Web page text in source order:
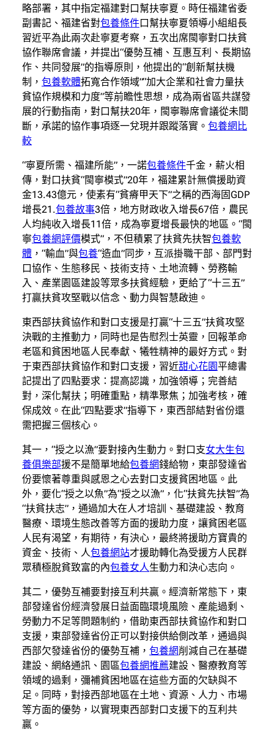
略部署，其中指定福建對口幫扶寧夏。時任福建省委
副書記、福建省對包養條件口幫扶寧夏領導小組組長
習近平為此兩次赴寧夏考察，五次出席閩寧對口扶貧
協作聯席會議，并提出“優勢互補、互惠互利、長期協
作、共同發展”的指導原則，他提出的“創新幫扶機
制， 包養軟體拓寬合作領域”“加大企業和社會力量扶
貧協作規模和力度”等前瞻性思想，成為兩省區共謀發
展的行動指南，對口幫扶20年，閩寧聯席會議從未間
斷，承諾的協作事項逐一兌現并跟蹤落實。 包養網比
較
“寧夏所需、福建所能”，一諾包養條件千金，薪火相
傳，對口扶貧“閩寧模式”20年，福建累計無償援助資
金13.43億元，使素有“貧瘠甲天下”之稱的西海固GDP
增長21.包養故事3倍，地方財政收入增長67倍，農民
人均純收入增長11倍，成為寧夏增長最快的地區。“閩
寧包養網評價模式”，不但積累了扶貧先扶智包養軟
體 ，“輸血”與包養“造血”同步，互派掛職干部、部門對
口協作、生態移民、技術支持、土地流轉、勞務輸
入、產業園區建設等眾多扶貧經驗，更給了“十三五”
打贏扶貧攻堅戰以信念、動力與智慧啟迪。
東西部扶貧協作和對口支援是打贏“十三五”扶貧攻堅
決戰的主推動力，同時也是告慰烈士英靈，回報革命
老區和貧困地區人民奉獻、犧牲精神的最好方式。對
于東西部扶貧協作和對口支援，習近甜心花園平總書
記提出了四點要求：提高認識，加強領導；完善結
對，深化幫扶；明確重點，精準聚焦；加強考核，確
保成效。在此“四點要求”指導下，東西部結對省份還
需把握三個核心。
其一，“授之以漁”要對接內生動力。對口支女大生包
養俱樂部援不是簡單地給包養網錢給物，東部發達省
份要懷著尊重與感恩之心去對口支援貧困地區。此
外，要化“授之以魚”為“授之以漁”，化“扶貧先扶智”為
“扶貧扶志”，通過加大在人才培訓、基礎建設、教育
醫療、環境生態改善等方面的援助力度，讓貧困老區
人民有渴望，有期待，有決心，最終將援助方寶貴的
資金、技術、人包養網站才援助轉化為受援方人民群
眾積極脫貧致富的內包養女人生動力和決心志向。
其二，優勢互補要對接互利共贏。經濟新常態下，東
部發達省份經濟發展日益面臨環境風險、產能過剩、
勞動力不足等問題制約，借助東西部扶貧協作和對口
支援，東部發達省份正可以對接供給側改革，通過與
西部欠發達省份的優勢互補， 包養網削減自己在基礎
建設、網絡通訊、園區包養網推薦建設、醫療教育等
領域的過剩，彌補貧困地區在這些方面的欠缺與不
足。同時，對接西部地區在土地、資源、人力、市場
等方面的優勢，以實現東西部對口支援下的互利共
贏。